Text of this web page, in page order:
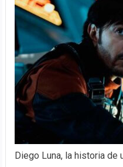
Diego Luna, la historia de